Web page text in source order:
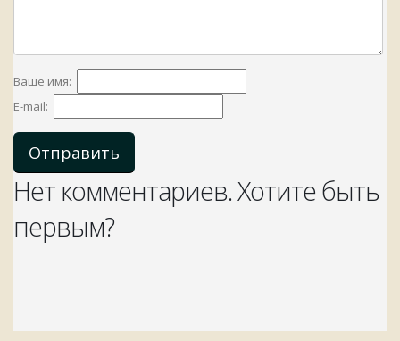
Ваше имя:
E-mail:
Отправить
Нет комментариев. Хотите быть
первым?